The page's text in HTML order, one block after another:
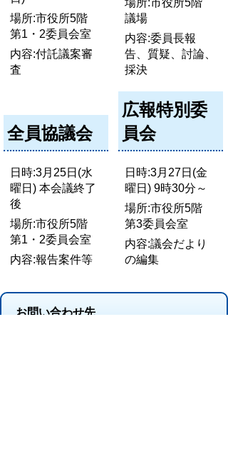
場所:市役所5階
第1・2委員会室
内容:付託議案審
査
場所:市役所5階
議場
内容:委員長報
告、質疑、討論、
採決
全員協議会
日時:3月25日(水
曜日) 本会議終了
後
場所:市役所5階
第1・2委員会室
内容:報告案件等
広報特別委
員会
日時:3月27日(金
曜日) 9時30分～
場所:市役所5階
第3委員会室
内容:議会だより
の編集
お問い合わせ先